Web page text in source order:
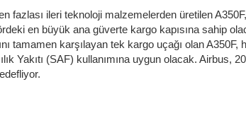
fazlası ileri teknoloji malzemelerden üretilen
en büyük ana güverte kargo kapısına sahip
tamamen karşılayan tek kargo uçağı olan A350F,
Yakıtı (SAF) kullanımına uygun olacak. Airbus,